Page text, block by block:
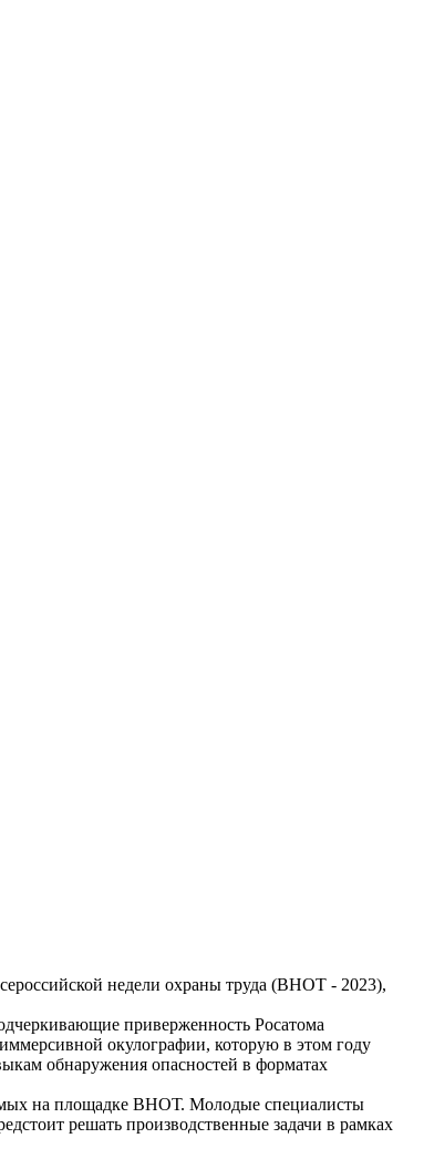
недели охраны труда (ВНОТ - 2023),
приверженность Росатома
окулографии, которую в этом году
обнаружения опасностей в форматах
на площадке ВНОТ. Молодые специалисты
решать производственные задачи в рамках